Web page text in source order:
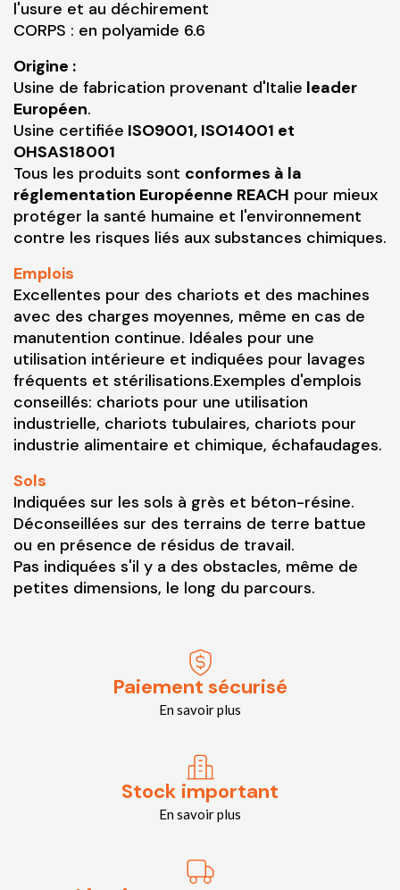
l'usure et au déchirement
CORPS : en polyamide 6.6
Origine :
Usine de fabrication provenant d'Italie leader
Européen.
Usine certifiée ISO9001, ISO14001 et
OHSAS18001
Tous les produits sont conformes à la
réglementation Européenne REACH pour mieux
protéger la santé humaine et l'environnement
contre les risques liés aux substances chimiques.
Emplois
Excellentes pour des chariots et des machines
avec des charges moyennes, même en cas de
manutention continue. Idéales pour une
utilisation intérieure et indiquées pour lavages
fréquents et stérilisations.Exemples d'emplois
conseillés: chariots pour une utilisation
industrielle, chariots tubulaires, chariots pour
industrie alimentaire et chimique, échafaudages.
Sols
Indiquées sur les sols à grès et béton-résine.
Déconseillées sur des terrains de terre battue
ou en présence de résidus de travail.
Pas indiquées s'il y a des obstacles, même de
petites dimensions, le long du parcours.
Paiement sécurisé
En savoir plus
Stock important
En savoir plus